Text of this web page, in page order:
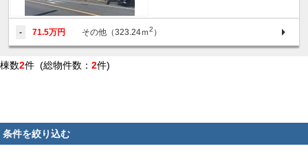
- 71.5万円 その他（323.24ｍ2 ）
棟数2件 (総物件数： 2件)
条件を絞り込む